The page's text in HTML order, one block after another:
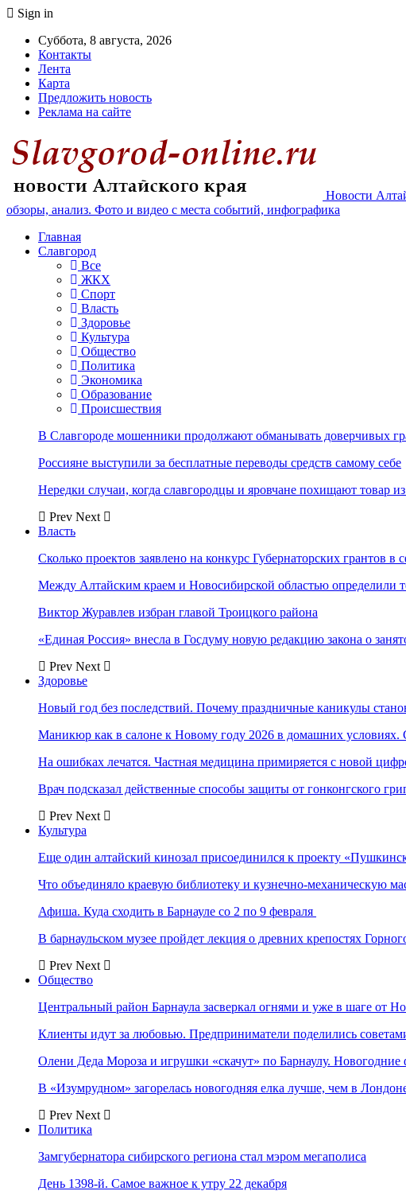
Sign in
Суббота, 8 августа, 2026
Контакты
Лента
Карта
Предложить новость
Реклама на сайте
Новости
обзоры, анализ. Фото и видео с места событий, инфографика
Главная
Славгород
Все
ЖКХ
Спорт
Власть
Здоровье
Культура
Общество
Политика
Экономика
Образование
Происшествия
В Славгороде мошенники продолжают обманывать доверчивых
Россияне выступили за бесплатные переводы средств самому себе
Нередки случаи, когда славгородцы и яровчане похищают товар
Prev Next
Власть
Сколько проектов заявлено на конкурс Губернаторских грантов в
Между Алтайским краем и Новосибирской областью определили
Виктор Журавлев избран главой Троицкого района
«Единая Россия» внесла в Госдуму новую редакцию закона о
Prev Next
Здоровье
Новый год без последствий. Почему праздничные каникулы
Маникюр как в салоне к Новому году 2026 в домашних условиях.
На ошибках лечатся. Частная медицина примиряется с новой
Врач подсказал действенные способы защиты от гонконгского
Prev Next
Культура
Еще один алтайский кинозал присоединился к проекту
Что объединяло краевую библиотеку и кузнечно-механическую
Афиша. Куда сходить в Барнауле со 2 по 9 февраля
В барнаульском музее пройдет лекция о древних крепостях
Prev Next
Общество
Центральный район Барнаула засверкал огнями и уже в шаге от
Клиенты идут за любовью. Предприниматели поделились
Олени Деда Мороза и игрушки «скачут» по Барнаулу. Новогодние
В «Изумрудном» загорелась новогодняя елка лучше, чем в
Prev Next
Политика
Замгубернатора сибирского региона стал мэром мегаполиса
День 1398-й. Самое важное к утру 22 декабря